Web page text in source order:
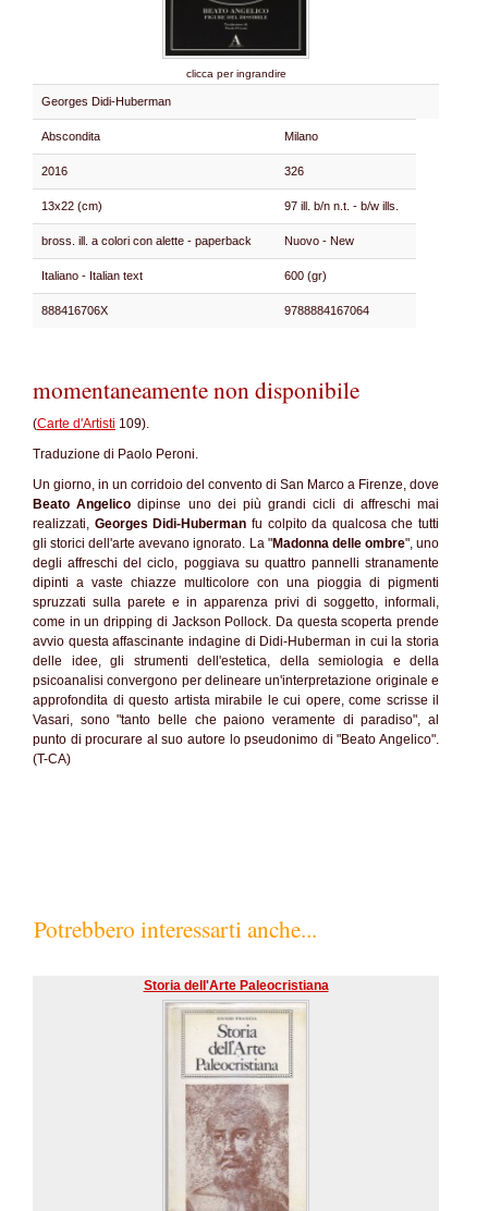
clicca per ingrandire
Georges Didi-Huberman
Abscondita Milano
2016 326
13x22 (cm) 97 ill. b/n n.t. - b/w ills.
bross. ill. a colori con alette - paperback Nuovo - New
Italiano - Italian text 600 (gr)
888416706X 9788884167064
momentaneamente non disponibile
(Carte d'Artisti 109).
Traduzione di Paolo Peroni.
Un giorno, in un corridoio del convento di San Marco a Firenze, dove
Beato Angelico dipinse uno dei più grandi cicli di affreschi mai
realizzati, Georges Didi-Huberman fu colpito da qualcosa che tutti
gli storici dell'arte avevano ignorato. La "Madonna delle ombre", uno
degli affreschi del ciclo, poggiava su quattro pannelli stranamente
dipinti a vaste chiazze multicolore con una pioggia di pigmenti
spruzzati sulla parete e in apparenza privi di soggetto, informali,
come in un dripping di Jackson Pollock. Da questa scoperta prende
avvio questa affascinante indagine di Didi-Huberman in cui la storia
delle idee, gli strumenti dell'estetica, della semiologia e della
psicoanalisi convergono per delineare un'interpretazione originale e
approfondita di questo artista mirabile le cui opere, come scrisse il
Vasari, sono "tanto belle che paiono veramente di paradiso", al
punto di procurare al suo autore lo pseudonimo di "Beato Angelico".
(T-CA)
Potrebbero interessarti anche...
Storia dell'Arte Paleocristiana